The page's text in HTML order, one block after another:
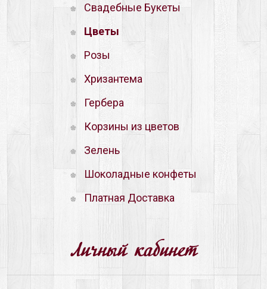
Свадебные Букеты
Цветы
Розы
Хризантема
Гербера
Корзины из цветов
Зелень
Шоколадные конфеты
Платная Доставка
Личный кабинет